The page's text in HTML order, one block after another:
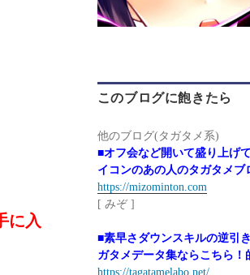
に入
このブログに飽きたら
他のブログ(タガタメ系)
■オフ会など開いて盛り上げ
イコンのあの人のタガタメブ
https://mizominton.com
[ みぞ ]
■素早さダウンスキルの逆引
ガタメデータ集ならこちら！
https://tagatamelabo.net/